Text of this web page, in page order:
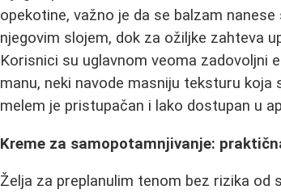
opekotine, važno je da se balzam
njegovim slojem, dok za ožiljke zahteva
Korisnici su uglavnom veoma zadovoljni
manu, neki navode masniju teksturu
melem je pristupačan i lako dostupan u
Kreme za samopotamnjivanje:
Želja za preplanulim tenom bez rizika od